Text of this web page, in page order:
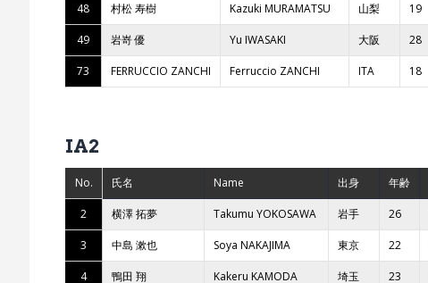
48 村松 寿樹 Kazuki MURAMATSU 山梨 19
49 岩嵜 優 Yu IWASAKI 大阪 28
73 FERRUCCIO ZANCHI Ferruccio ZANCHI ITA 18
IA2
No. 氏名 Name 出身 年齢
2 横澤 拓夢 Takumu YOKOSAWA 岩手 26
3 中島 漱也 Soya NAKAJIMA 東京 22
4 鴨田 翔 Kakeru KAMODA 埼玉 23